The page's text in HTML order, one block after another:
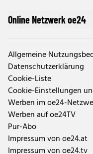
Online Netzwerk oe24
Allgemeine
Datenschutzerklärung
Cookie-Liste
Cookie-Einstellungen
Werben im oe24-
Werben auf oe24TV
Pur-Abo
Impressum von oe24.at
Impressum von oe24.tv